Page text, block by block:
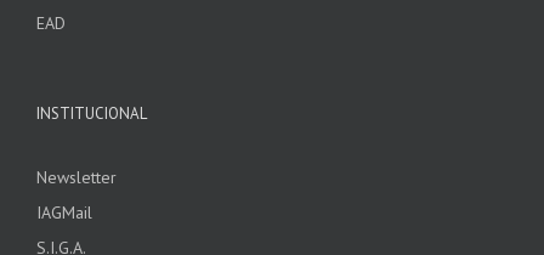
EAD
INSTITUCIONAL
Newsletter
IAGMail
S.I.G.A.